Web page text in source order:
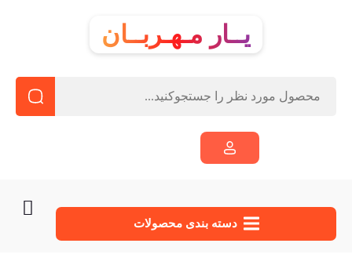
یــار مـهـربــان
دسته‌ بندی محصولات